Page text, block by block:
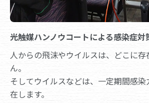
光触媒ハンノウコートによる感染症対
人からの飛沫やウイルスは、どこに
ん。
そしてウイルスなどは、一定期間感
在します。